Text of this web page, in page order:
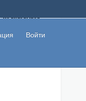
вкладывая
зарабатывать
Войти